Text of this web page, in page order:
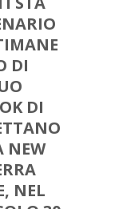
DI
DI
NEW
NEL